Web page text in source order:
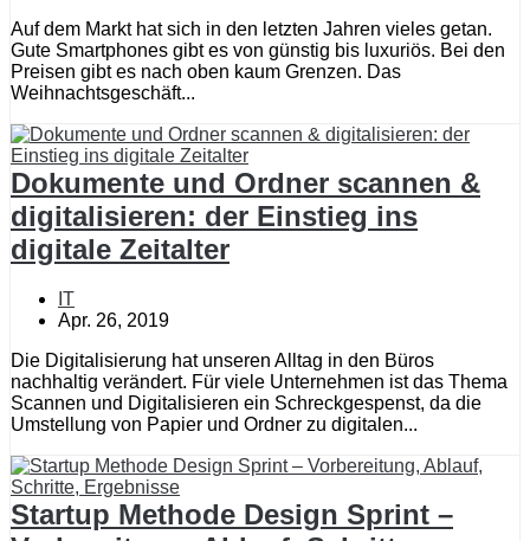
Auf dem Markt hat sich in den letzten Jahren vieles getan.
Gute Smartphones gibt es von günstig bis luxuriös. Bei den
Preisen gibt es nach oben kaum Grenzen. Das
Weihnachtsgeschäft...
Dokumente und Ordner scannen &
digitalisieren: der Einstieg ins
digitale Zeitalter
IT
Apr. 26, 2019
Die Digitalisierung hat unseren Alltag in den Büros
nachhaltig verändert. Für viele Unternehmen ist das Thema
Scannen und Digitalisieren ein Schreckgespenst, da die
Umstellung von Papier und Ordner zu digitalen...
Startup Methode Design Sprint –